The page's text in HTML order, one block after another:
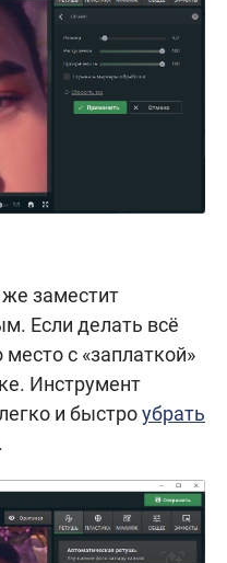
заместит
Если делать всё
с «заплаткой»
Инструмент
и быстроубрать
.